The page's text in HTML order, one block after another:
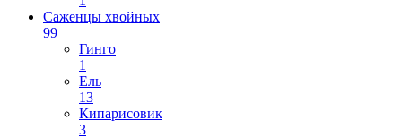
Саженцы хвойных
99
Гинго
1
Ель
13
Кипарисовик
3